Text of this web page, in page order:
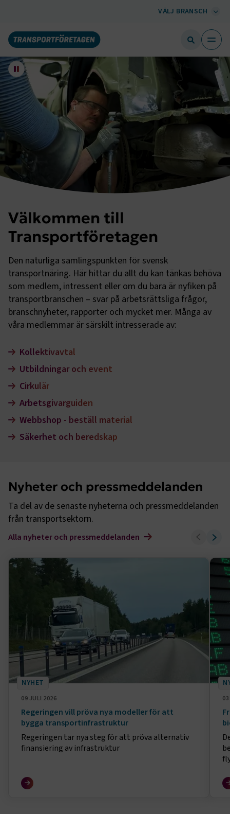
VÄLJ BRANSCH
Välkommen till
Transportföretagen
Den naturliga samlingspunkten för svensk
transportnäring. Här hittar du allt du kan tänkas behöva
som medlem, intressent eller om du bara är nyfiken på
transportbranschen – svar på arbetsrättsliga frågor,
branschnyheter, rapporter och mycket mer. Många av
våra medlemmar är särskilt intresserade av:
Kollektivavtal
Utbildningar och event
Cirkulär
Arbetsgivarguiden
Webbshop - beställ material
Säkerhet och beredskap
Nyheter och pressmeddelanden
Ta del av de senaste nyheterna och pressmeddelanden
från transportsektorn.
Alla nyheter och pressmeddelanden
NYHET
09 JULI 2026
Regeringen vill pröva nya modeller för att
bygga transportinfrastruktur
Regeringen tar nya steg för att pröva alternativ
finansiering av infrastruktur